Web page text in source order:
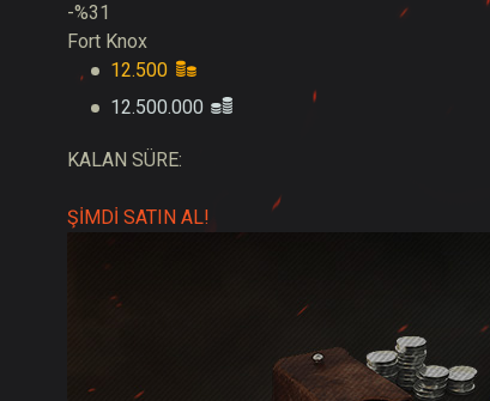
-%31
Fort Knox
12.500
12.500.000
KALAN SÜRE:
ŞİMDİ SATIN AL!